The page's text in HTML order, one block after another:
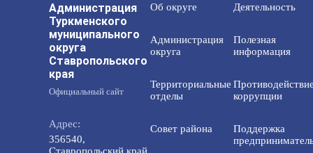
Администрация
Туркменского
муниципального
округа
Ставропольского
края
Официальный сайт
Адрес:
356540,
Ставропольский край,
Об округе
Администрация
округа
Территориальные
отделы
Совет района
Деятельность
Полезная
информация
коррупции
Поддержка